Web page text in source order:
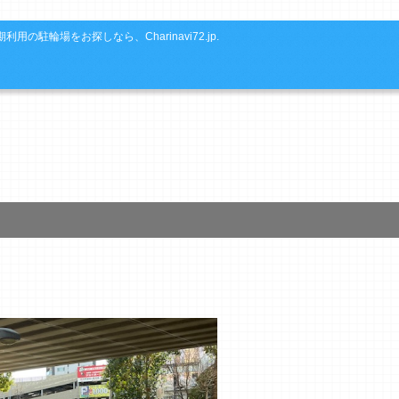
利用の駐輪場をお探しなら、Charinavi72.jp.